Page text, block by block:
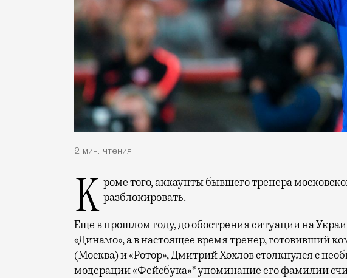
2 мин. чтения
Кроме того, аккаунты бывшего тренера московского «Динамо» должны разблокировать.
Еще в прошлом году, до обострения ситуации на
«Динамо», а в настоящее время тренер, готовивший
(Москва) и «Ротор», Дмитрий Хохлов столкнулся с
модерации «Фейсбука»* упоминание его фамилии